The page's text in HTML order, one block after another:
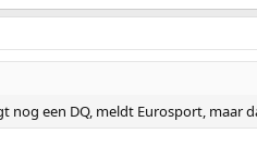
nog een DQ, meldt Eurosport, maar